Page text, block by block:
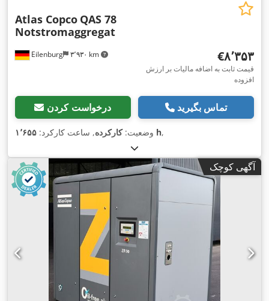
Eilenburg ۳٬۹۳۰ km
Atlas Copco QAS 78
Notstromaggregat
‎€۸٬۳۵۳
قیمت ثابت به اضافه مالیات بر ارزش
افزوده
درخواست کردن تماس بگیرید
وضعیت:کارکرده, ساعت کارکرد: ۱٬۶۵۵ h,
آگهی کوچک